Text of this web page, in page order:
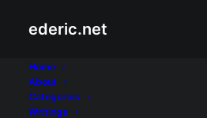
ederic.net
Home
About
Categories
Writings